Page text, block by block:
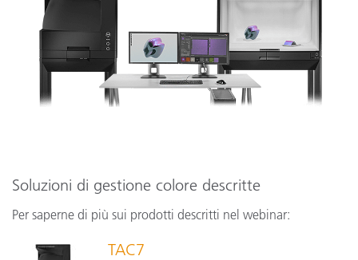
Soluzioni di gestione colore descritte
Per saperne di più sui prodotti descritti nel webinar:
TAC7